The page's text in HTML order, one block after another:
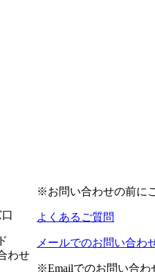
わせ
※お問い合わせの前に
よくあるご質問
メールでのお問い合わ
※Emailでのお問い合わ